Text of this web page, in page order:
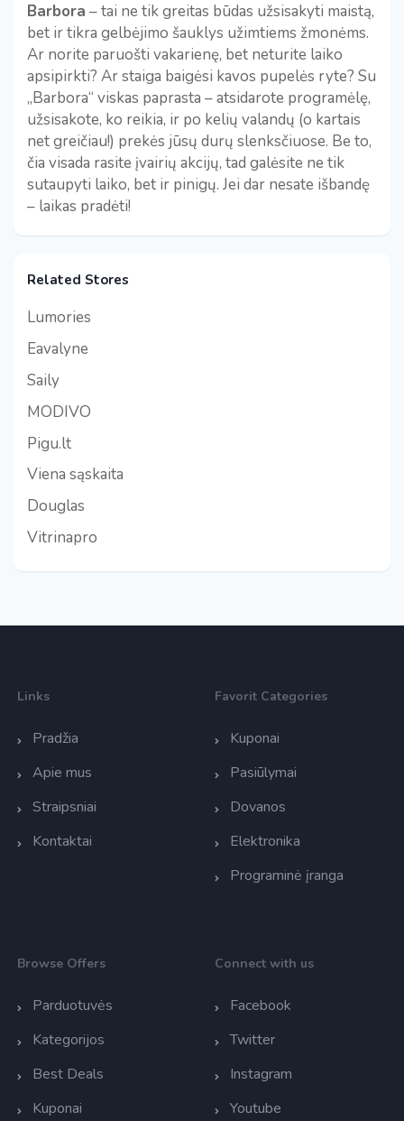
Barbora – tai ne tik greitas būdas užsisakyti maistą,
bet ir tikra gelbėjimo šauklys užimtiems žmonėms.
Ar norite paruošti vakarienę, bet neturite laiko
apsipirkti? Ar staiga baigėsi kavos pupelės ryte? Su
„Barbora“ viskas paprasta – atsidarote programėlę,
užsisakote, ko reikia, ir po kelių valandų (o kartais
net greičiau!) prekės jūsų durų slenksčiuose. Be to,
čia visada rasite įvairių akcijų, tad galėsite ne tik
sutaupyti laiko, bet ir pinigų. Jei dar nesate išbandę
– laikas pradėti!
Related Stores
Lumories
Eavalyne
Saily
MODIVO
Pigu.lt
Viena sąskaita
Douglas
Vitrinapro
Links
Pradžia
Apie mus
Straipsniai
Kontaktai
Favorit Categories
Kuponai
Pasiūlymai
Dovanos
Elektronika
Programinė įranga
Browse Offers
Parduotuvės
Kategorijos
Best Deals
Kuponai
Connect with us
Facebook
Twitter
Instagram
Youtube